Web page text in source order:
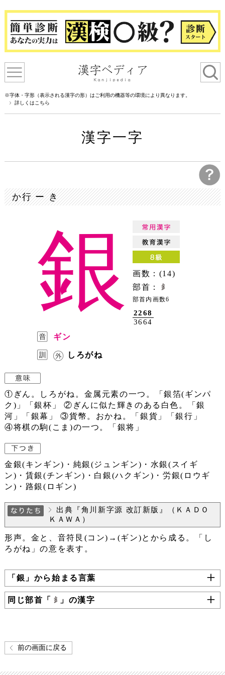
※字体・字形（表示される漢字の形）はご利用の機器等の環境により異なります。
詳しくはこちら
漢字一字
か行 ー き
銀
画数：(14)
部首：
部首内画数6
2268
3664
ギン
しろがね
①ぎん。しろがね。金属元素の一つ。「銀箔(ギンパ
ク)」「銀杯」 ②ぎんに似た輝きのある白色。「銀
河」「銀幕」 ③貨幣。おかね。「銀貨」「銀行」
④将棋の駒(こま)の一つ。「銀将」
金銀(キンギン)・純銀(ジュンギン)・水銀(スイギ
ン)・賃銀(チンギン)・白銀(ハクギン)・労銀(ロウギ
ン)・路銀(ロギン)
出典『角川新字源 改訂新版』（ＫＡＤＯ
ＫＡＷＡ）
形声。金と、音符艮(コン)→(ギン)とから成る。「し
ろがね」の意を表す。
「銀」から始まる言葉
同じ部首「 」の漢字
前の画面に戻る